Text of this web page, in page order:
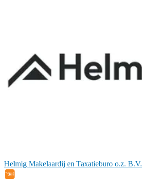
Helmig Makelaardij en Taxatieburo o.z. B.V.